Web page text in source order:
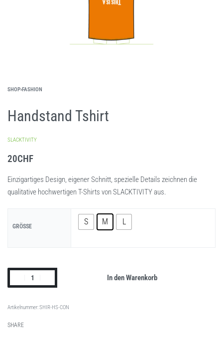
SHOP›FASHION
Handstand Tshirt
SLACKTIVITY
20CHF
Einzigartiges Design, eigener Schnitt, spezielle Details zeichnen die
qualitative hochwertigen T-Shirts von SLACKTIVITY aus.
GRÖSSE S M L
In den Warenkorb
SHIR-HS-CON
SHARE